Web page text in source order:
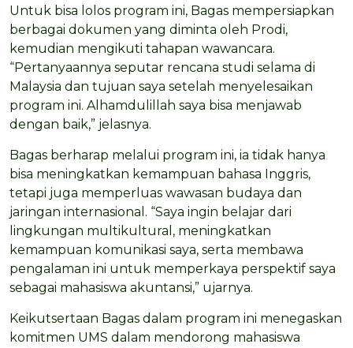
Untuk bisa lolos program ini, Bagas mempersiapkan
berbagai dokumen yang diminta oleh Prodi,
kemudian mengikuti tahapan wawancara.
“Pertanyaannya seputar rencana studi selama di
Malaysia dan tujuan saya setelah menyelesaikan
program ini. Alhamdulillah saya bisa menjawab
dengan baik,” jelasnya.
Bagas berharap melalui program ini, ia tidak hanya
bisa meningkatkan kemampuan bahasa Inggris,
tetapi juga memperluas wawasan budaya dan
jaringan internasional. “Saya ingin belajar dari
lingkungan multikultural, meningkatkan
kemampuan komunikasi saya, serta membawa
pengalaman ini untuk memperkaya perspektif saya
sebagai mahasiswa akuntansi,” ujarnya.
Keikutsertaan Bagas dalam program ini menegaskan
komitmen UMS dalam mendorong mahasiswa